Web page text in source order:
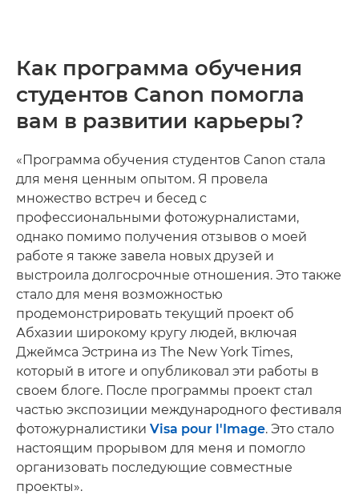
Как программа обучения
студентов Canon помогла
вам в развитии карьеры?
«Программа обучения студентов Canon стала
для меня ценным опытом. Я провела
множество встреч и бесед с
профессиональными фотожурналистами,
однако помимо получения отзывов о моей
работе я также завела новых друзей и
выстроила долгосрочные отношения. Это также
стало для меня возможностью
продемонстрировать текущий проект об
Абхазии широкому кругу людей, включая
Джеймса Эстрина из The New York Times,
который в итоге и опубликовал эти работы в
своем блоге. После программы проект стал
частью экспозиции международного фестиваля
фотожурналистики Visa pour l'Image. Это стало
настоящим прорывом для меня и помогло
организовать последующие совместные
проекты».